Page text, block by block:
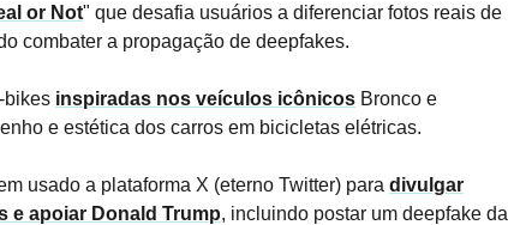
or Not" que desafia usuários a diferenciar fotos reais de
combater a propagação de deepfakes.
bikes inspiradas nos veículos icônicos Bronco e
e estética dos carros em bicicletas elétricas.
usado a plataforma X (eterno Twitter) para divulgar
e apoiar Donald Trump, incluindo postar um deepfake da